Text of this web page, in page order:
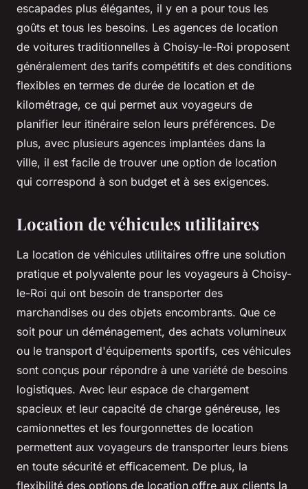
escapades plus élégantes, il y en a pour tous les
goûts et tous les besoins. Les agences de location
de voitures traditionnelles à Choisy-le-Roi proposent
généralement des tarifs compétitifs et des conditions
flexibles en termes de durée de location et de
kilométrage, ce qui permet aux voyageurs de
planifier leur itinéraire selon leurs préférences. De
plus, avec plusieurs agences implantées dans la
ville, il est facile de trouver une option de location
qui correspond à son budget et à ses exigences.
Location de véhicules utilitaires
La location de véhicules utilitaires offre une solution
pratique et polyvalente pour les voyageurs à Choisy-
le-Roi qui ont besoin de transporter des
marchandises ou des objets encombrants. Que ce
soit pour un déménagement, des achats volumineux
ou le transport d'équipements sportifs, ces véhicules
sont conçus pour répondre à une variété de besoins
logistiques. Avec leur espace de chargement
spacieux et leur capacité de charge généreuse, les
camionnettes et les fourgonnettes de location
permettent aux voyageurs de transporter leurs biens
en toute sécurité et efficacement. De plus, la
flexibilité des options de location offre aux clients la